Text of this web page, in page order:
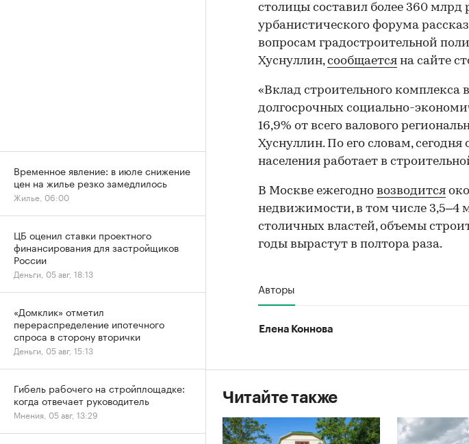
столицы составил более 360 млрд
урбанистического форума
вопросам градостроительной
Хуснуллин,сообщается на сайте
«Вклад строительного
долгосрочных социально-
16,9% от всего валового
Хуснуллин. По его словам, сегодня
населения работает в
В Москве ежегодно возводится
недвижимости, в том числе 3,5–4
столичных властей, объемы
годы вырастут в полтора раза.
Авторы
Елена Коннова
Читайте также
Временное явление: в июле снижение
цен на жилье резко замедлилось
Жилье, 06:00
ЦБ оценил ставки проектного
финансирования для застройщиков
России
Деньги, 05 авг, 18:13
«Домклик» отметил
перераспределение ипотечного
спроса в сторону вторички
Деньги, 05 авг, 15:13
Гибель рабочего на стройплощадке:
когда отвечает руководитель
Мнения, 05 авг, 13:29